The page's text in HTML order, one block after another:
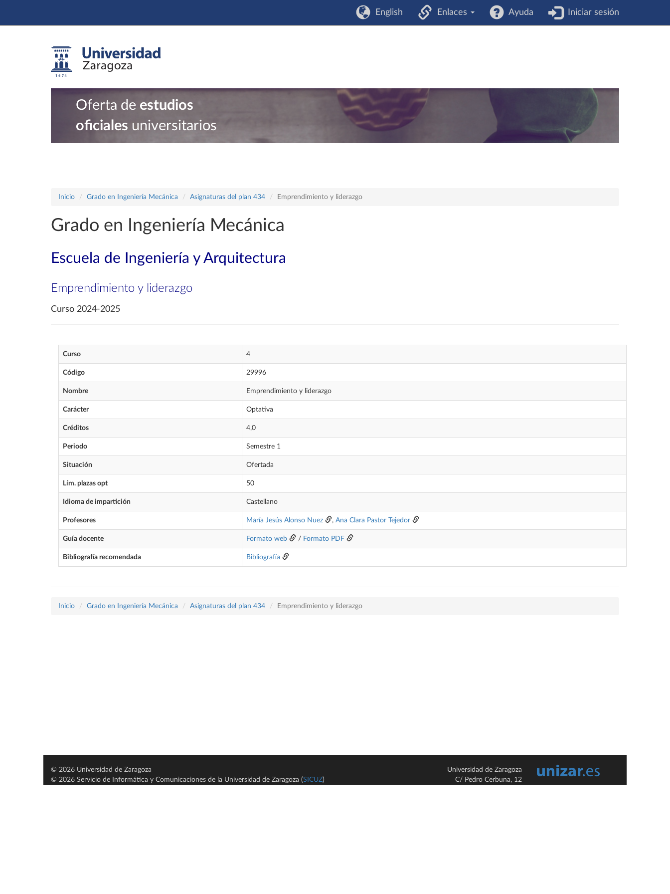
English Enlaces Ayuda Iniciar sesión
Oferta de estudios
oficiales universitarios
Inicio Grado en Ingeniería Mecánica Asignaturas del plan 434 Emprendimiento y liderazgo
Grado en Ingeniería Mecánica
Escuela de Ingeniería y Arquitectura
Emprendimiento y liderazgo
Curso 2024-2025
Curso 4
Código 29996
Nombre Emprendimiento y liderazgo
Carácter Optativa
Créditos 4,0
Periodo Semestre 1
Situación Ofertada
Lím. plazas opt 50
Idioma de impartición Castellano
Profesores María Jesús Alonso Nuez , Ana Clara Pastor Tejedor
Guía docente Formato web / Formato PDF
Bibliografía recomendada Bibliografía
Inicio Grado en Ingeniería Mecánica Asignaturas del plan 434 Emprendimiento y liderazgo
© 2026 Universidad de Zaragoza
© 2026 Servicio de Informática y Comunicaciones de la Universidad de Zaragoza (SICUZ)
Universidad de Zaragoza
C/ Pedro Cerbuna, 12